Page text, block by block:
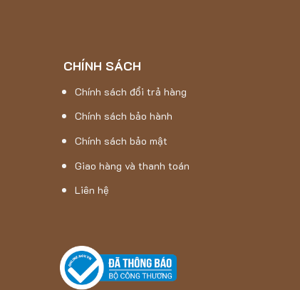
CHÍNH SÁCH
Chính sách đổi trả hàng
Chính sách bảo hành
Chính sách bảo mật
Giao hàng và thanh toán
Liên hệ